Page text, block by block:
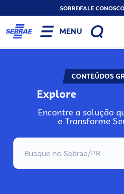
SOBREFALE CONOSCO
MENU
CONTEÚDOS
Explore
Encontre a solução
e Transforme